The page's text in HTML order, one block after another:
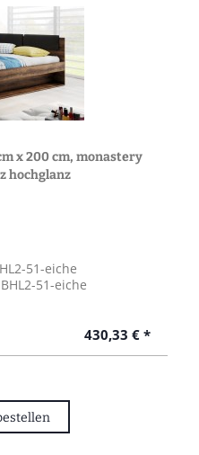
x 200 cm, monastery
hochglanz
51-eiche
51-eiche
430,33 € *